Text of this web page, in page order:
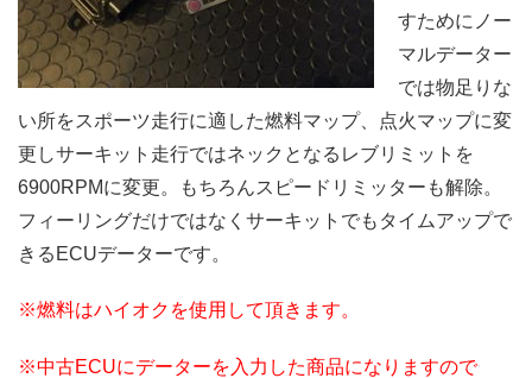
すためにノー
マルデーター
では物足りな
い所をスポーツ走行に適した燃料マップ、点火マップに変
更しサーキット走行ではネックとなるレブリミットを
6900RPMに変更。もちろんスピードリミッターも解除。
フィーリングだけではなくサーキットでもタイムアップで
きるECUデーターです。
※燃料はハイオクを使用して頂きます。
※中古ECUにデーターを入力した商品になりますので